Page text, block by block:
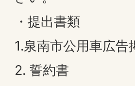
・提出書類
1.泉南市公用車広
2. 誓約書